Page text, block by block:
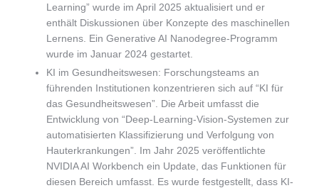
Learning” wurde im April 2025 aktualisiert und er
enthält Diskussionen über Konzepte des maschinellen
Lernens. Ein Generative AI Nanodegree-Programm
wurde im Januar 2024 gestartet.
KI im Gesundheitswesen: Forschungsteams an
führenden Institutionen konzentrieren sich auf “KI für
das Gesundheitswesen”. Die Arbeit umfasst die
Entwicklung von “Deep-Learning-Vision-Systemen zur
automatisierten Klassifizierung und Verfolgung von
Hauterkrankungen”. Im Jahr 2025 veröffentlichte
NVIDIA AI Workbench ein Update, das Funktionen für
diesen Bereich umfasst. Es wurde festgestellt, dass KI-